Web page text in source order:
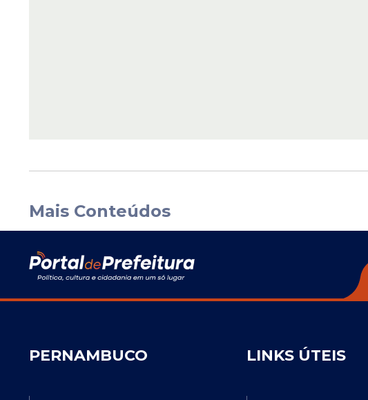
Mais Conteúdos
PERNAMBUCO LINKS ÚTEIS